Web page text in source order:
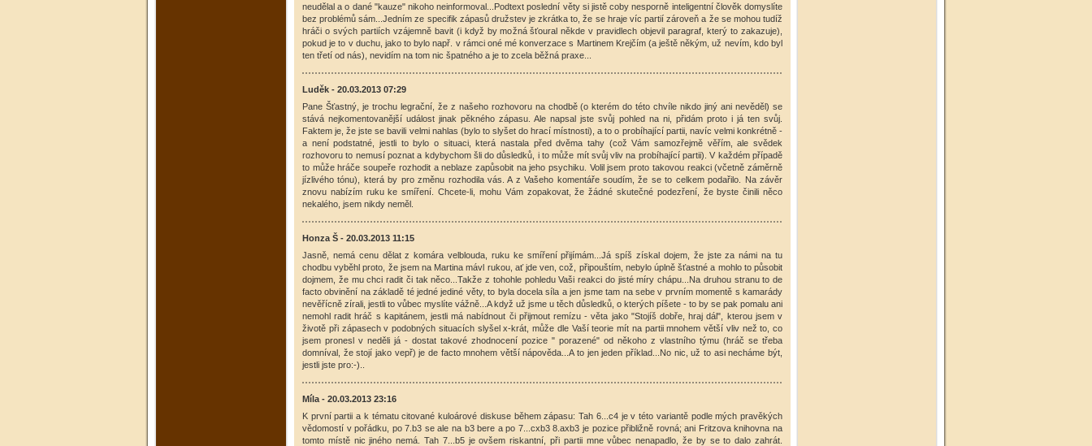
neudělal a o dané "kauze" nikoho neinformoval...Podtext poslední věty si jistě coby nesporně inteligentní člověk domyslíte
bez problémů sám...Jedním ze specifik zápasů družstev je zkrátka to, že se hraje víc partií zároveň a že se mohou tudíž
hráči o svých partiích vzájemně bavit (i když by možná šťoural někde v pravidlech objevil paragraf, který to zakazuje),
pokud je to v duchu, jako to bylo např. v rámci oné mé konverzace s Martinem Krejčím (a ještě někým, už nevím, kdo byl
ten třetí od nás), nevidím na tom nic špatného a je to zcela běžná praxe...
Luděk - 20.03.2013 07:29
Pane Šťastný, je trochu legrační, že z našeho rozhovoru na chodbě (o kterém do této chvíle nikdo jiný ani nevěděl) se
stává nejkomentovanější událost jinak pěkného zápasu. Ale napsal jste svůj pohled na ni, přidám proto i já ten svůj.
Faktem je, že jste se bavili velmi nahlas (bylo to slyšet do hrací místnosti), a to o probíhající partii, navíc velmi konkrétně -
a není podstatné, jestli to bylo o situaci, která nastala před dvěma tahy (což Vám samozřejmě věřím, ale svědek
rozhovoru to nemusí poznat a kdybychom šli do důsledků, i to může mít svůj vliv na probíhající partii). V každém případě
to může hráče soupeře rozhodit a neblaze zapůsobit na jeho psychiku. Volil jsem proto takovou reakci (včetně záměrně
jízlivého tónu), která by pro změnu rozhodila vás. A z Vašeho komentáře soudím, že se to celkem podařilo. Na závěr
znovu nabízím ruku ke smíření. Chcete-li, mohu Vám zopakovat, že žádné skutečné podezření, že byste činili něco
nekalého, jsem nikdy neměl.
Honza Š - 20.03.2013 11:15
Jasně, nemá cenu dělat z komára velblouda, ruku ke smíření přijímám...Já spíš získal dojem, že jste za námi na tu
chodbu vyběhl proto, že jsem na Martina mávl rukou, ať jde ven, což, připouštím, nebylo úplně šťastné a mohlo to působit
dojmem, že mu chci radit či tak něco...Takže z tohohle pohledu Vaši reakci do jisté míry chápu...Na druhou stranu to de
facto obvinění na základě té jedné jediné věty, to byla docela síla a jen jsme tam na sebe v prvním momentě s kamarády
nevěřícně zírali, jestli to vůbec myslíte vážně...A když už jsme u těch důsledků, o kterých píšete - to by se pak pomalu ani
nemohl radit hráč s kapitánem, jestli má nabídnout či přijmout remízu - věta jako "Stojíš dobře, hraj dál", kterou jsem v
životě při zápasech v podobných situacích slyšel x-krát, může dle Vaší teorie mít na partii mnohem větší vliv než to, co
jsem pronesl v neděli já - dostat takové zhodnocení pozice " porazené" od někoho z vlastního týmu (hráč se třeba
domníval, že stojí jako vepř) je de facto mnohem větší nápověda...A to jen jeden příklad...No nic, už to asi necháme být,
jestli jste pro:-)..
Míla - 20.03.2013 23:16
K první partii a k tématu citované kuloárové diskuse během zápasu: Tah 6...c4 je v této variantě podle mých pravěkých
vědomostí v pořádku, po 7.b3 se ale na b3 bere a po 7...cxb3 8.axb3 je pozice přibližně rovná; ani Fritzova knihovna na
tomto místě nic jiného nemá. Tah 7...b5 je ovšem riskantní, při partii mne vůbec nenapadlo, že by se to dalo zahrát.